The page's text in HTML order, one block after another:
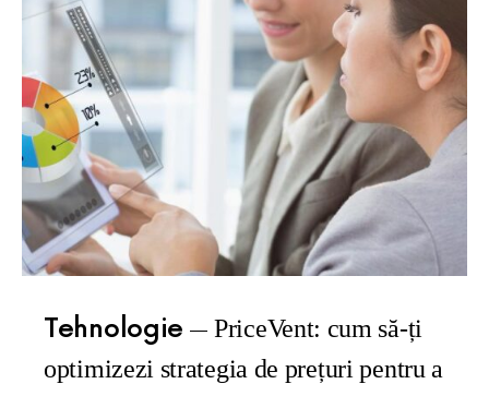
Tehnologie
PriceVent: cum să-ți
optimizezi strategia de prețuri pentru a